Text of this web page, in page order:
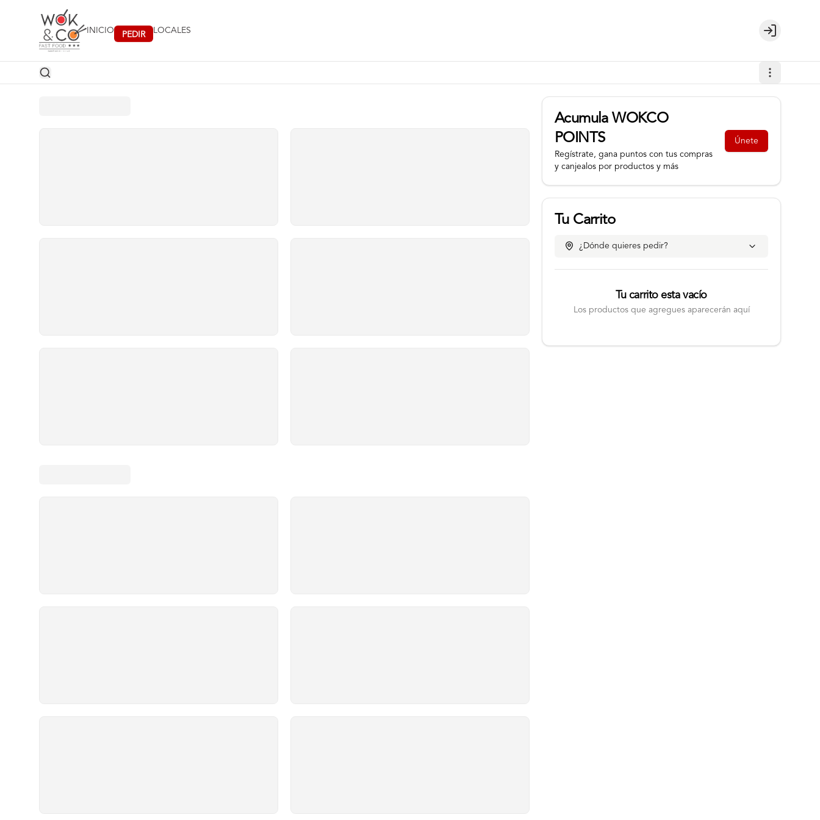
INICIO PEDIR LOCALES
Login
AcumulaWOKCO
POINTS
Regístrate, gana puntos con tus compras
y canjealos por productos y más
Únete
Tu Carrito
¿Dónde quieres pedir?
Tu carrito esta vacío
Los productos que agregues aparecerán aquí